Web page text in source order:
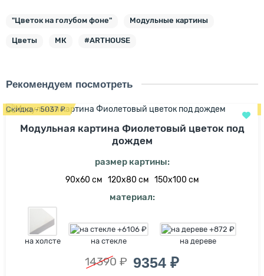
"Цветок на голубом фоне" Модульные картины
Цветы МК #ARTHOUSE
Рекомендуем посмотреть
Скидка - 5037 ₽
Модульная картина Фиолетовый цветок под
дождем
размер картины:
90х60 см 120х80 см 150х100 см
материал:
на холсте на стекле на дереве
14390 ₽ 9354 ₽